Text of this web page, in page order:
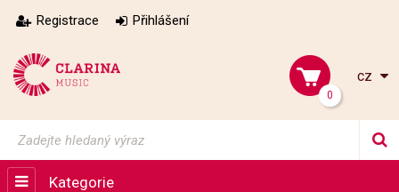
Registrace Přihlášení
0
cz
Kategorie